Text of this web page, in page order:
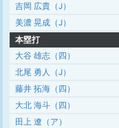
吉岡 広貴（J）
美濃 晃成（J）
本塁打
大谷 雄志（四）
北尾 勇人（J）
藤井 拓海（四）
大北 海斗（四）
田上 遼（ア）